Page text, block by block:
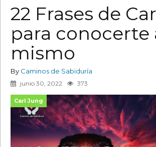
22 Frases de
para conocerte
mismo
By Caminos de Sabiduría
junio 30, 2022 373
Carl Jung